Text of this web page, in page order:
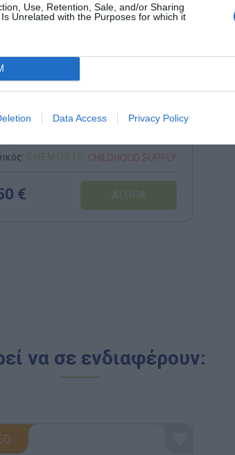
Use, Retention, Sale, and/or Sharing
Unrelated with the Purposes for which it
Data Access Privacy Policy
6 Στένσιλ Συναισθήματα
– Childhood Supply
CHEMOSTE CHILDHOOD SUPPLY
€
να σε ενδιαφέρουν: